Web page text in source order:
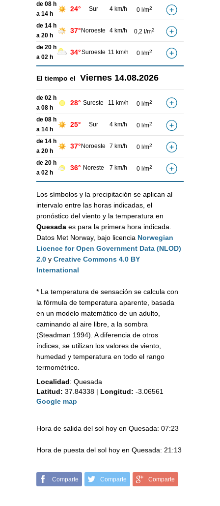
de 08 h
a 14 h
24° Sur 4 km/h 0 l/m2
de 14 h
a 20 h
37° Noroeste 4 km/h 0,2 l/m2
de 20 h
a 02 h
34°Suroeste 11 km/h 0 l/m2
El tiempo el Viernes 14.08.2026
de 02 h
a 08 h
28° Sureste 11 km/h 0 l/m2
de 08 h
a 14 h
25° Sur 4 km/h 0 l/m2
de 14 h
a 20 h
37° Noroeste 7 km/h 0 l/m2
de 20 h
a 02 h
36° Noreste 7 km/h 0 l/m2
Los símbolos y la precipitación se aplican al
intervalo entre las horas indicadas, el
pronóstico del viento y la temperatura en
Quesada es para la primera hora indicada.
Datos Met Norway, bajo licencia Norwegian
Licence for Open Government Data (NLOD)
2.0 y Creative Commons 4.0 BY
International
* La temperatura de sensación se calcula con
la fórmula de temperatura aparente, basada
en un modelo matemático de un adulto,
caminando al aire libre, a la sombra
(Steadman 1994). A diferencia de otros
índices, se utilizan los valores de viento,
humedad y temperatura en todo el rango
termométrico.
Localidad: Quesada
Latitud: 37.84338 | Longitud: -3.06561
Google map
Hora de salida del sol hoy en Quesada: 07:23
Hora de puesta del sol hoy en Quesada: 21:13
Comparte Comparte Comparte